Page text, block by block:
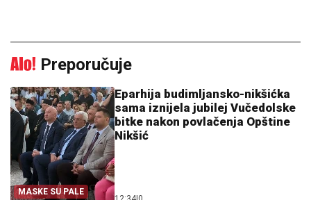
Preporučuje
MASKE SU PALE
Eparhija budimljansko-nikšićka
sama iznijela jubilej Vučedolske
bitke nakon povlačenja Opštine
Nikšić